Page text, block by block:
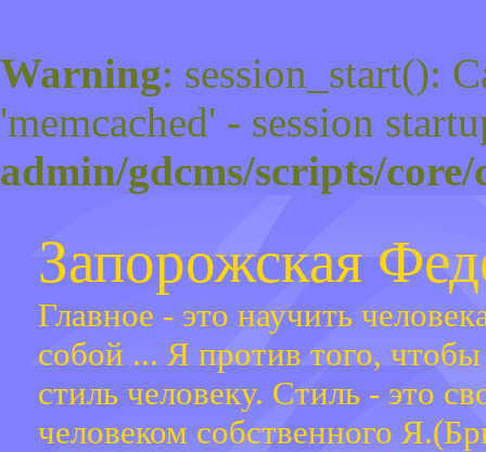
Warning: session_start():
'memcached' - session
admin/gdcms/scripts/
Запорожская
Главное - это научить
собой ... Я против того,
стиль человеку. Стиль - это
человеком собственного